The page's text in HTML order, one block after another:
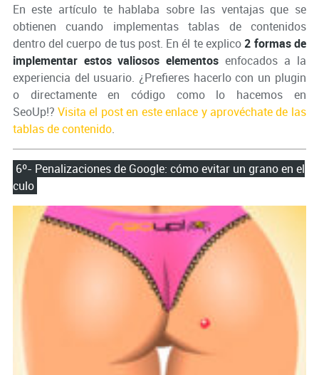
En este artículo te hablaba sobre las ventajas que se
obtienen cuando implementas tablas de contenidos
dentro del cuerpo de tus post. En él te explico2 formas de
implementar estos valiosos elementosenfocados a la
experiencia del usuario. ¿Prefieres hacerlo con un plugin
o directamente en código como lo hacemos en
SeoUp!? Visita el post en este enlace y aprovéchate de las
tablas de contenido.
6º- Penalizaciones de Google: cómo evitar un grano en el
culo